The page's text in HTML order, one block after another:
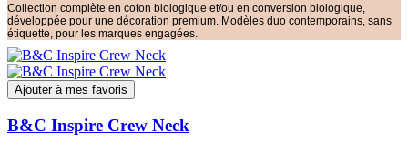
Collection complète en coton biologique et/ou en conversion biologique,
développée pour une décoration premium. Modèles duo contemporains, sans
étiquette, pour les marques engagées.
Ajouter à mes favoris
B&C Inspire Crew Neck